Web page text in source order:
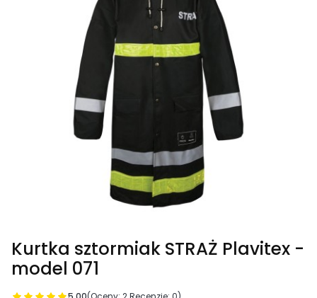
Kurtka sztormiak STRAŻ Plavitex -
model 071